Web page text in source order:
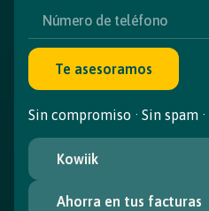
Te asesoramos
Sin compromiso · Sin spam
Kowiik
Ahorra en tus facturas